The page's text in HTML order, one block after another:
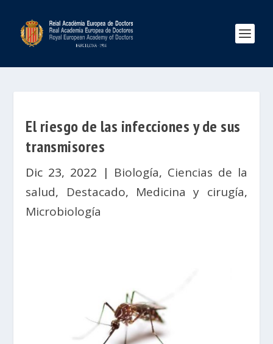
El riesgo de las infecciones y de sus
transmisores
Dic 23, 2022 | Biología, Ciencias de la
salud, Destacado, Medicina y cirugía,
Microbiología